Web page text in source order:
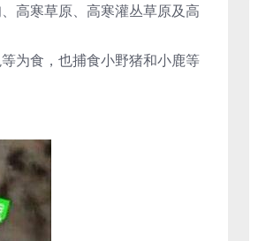
高寒草原、高寒灌丛草原及高
为食，也捕食小野猪和小鹿等